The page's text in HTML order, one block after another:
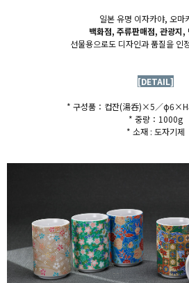
일본 유명 이자카야, 오마
백화점, 주류판매점, 관광지,
선물용으로도 디자인과 품질을 인
[DETAIL]
* 구성품： 컵잔(湯呑)×5／
* 중량：1000g
* 소재 : 도자기제